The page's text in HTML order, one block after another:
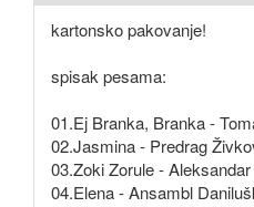
kartonsko pakovanje!
spisak pesama:
01.Ej Branka, Branka -
02.Jasmina - Predrag
03.Zoki Zorule -
04.Elena - Ansambl